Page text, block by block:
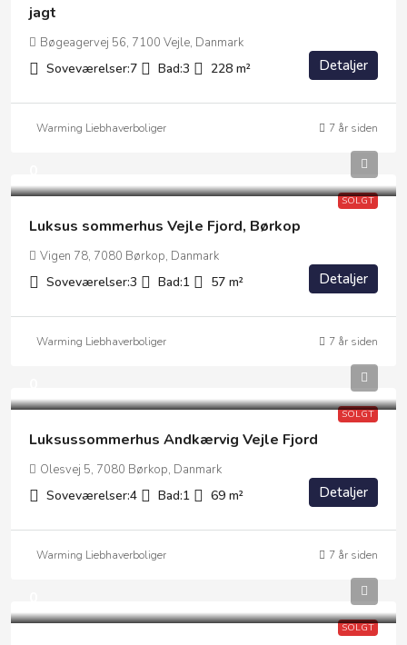
jagt
Bøgeagervej 56, 7100 Vejle, Danmark
Soveværelser:7 Bad:3 228 m² Detaljer
Warming Liebhaverboliger 7 år siden
SOLGT
Luksus sommerhus Vejle Fjord, Børkop
Vigen 78, 7080 Børkop, Danmark
Soveværelser:3 Bad:1 57 m² Detaljer
Warming Liebhaverboliger 7 år siden
SOLGT
Luksussommerhus Andkærvig Vejle Fjord
Olesvej 5, 7080 Børkop, Danmark
Soveværelser:4 Bad:1 69 m² Detaljer
Warming Liebhaverboliger 7 år siden
SOLGT